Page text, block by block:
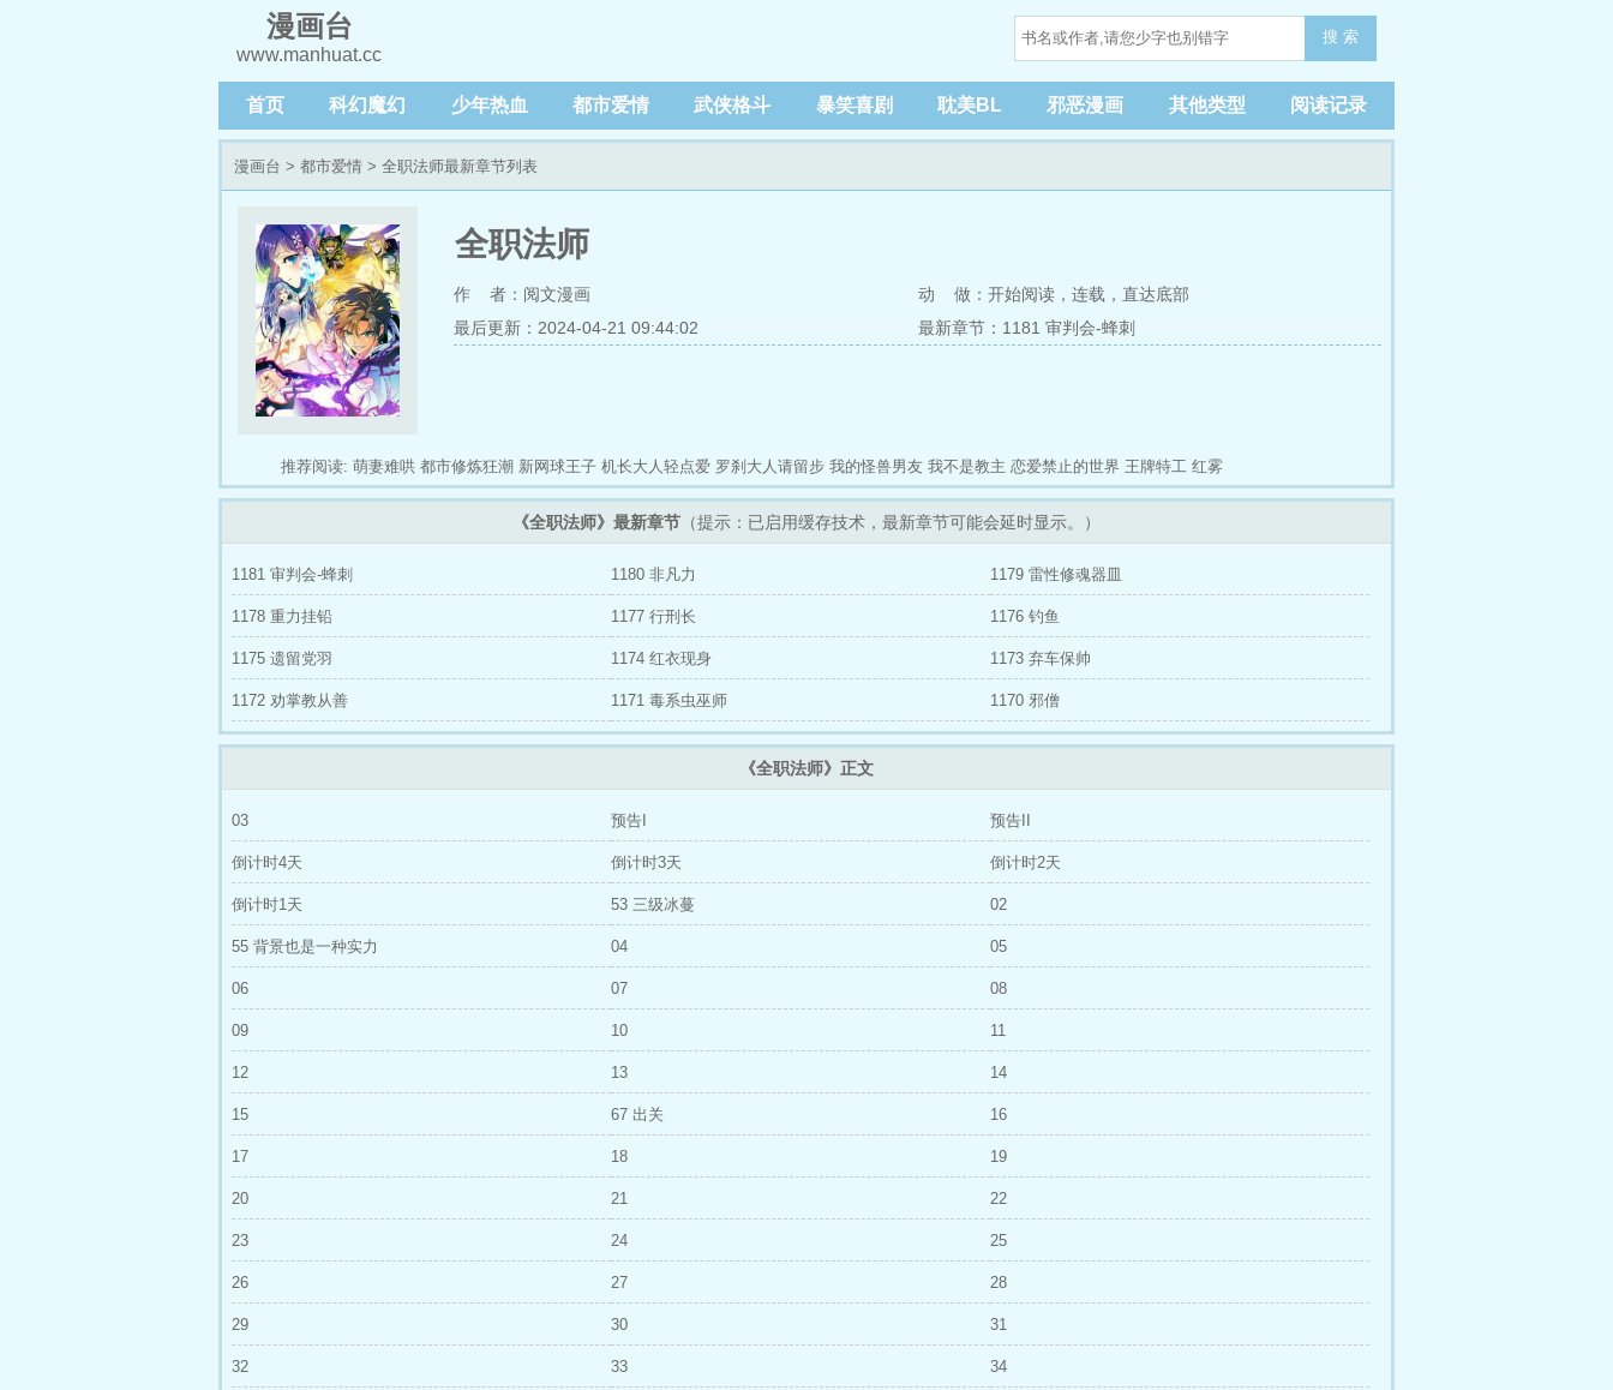
漫画台
www.manhuat.cc
搜 索
首页 科幻魔幻 少年热血 都市爱情 武侠格斗 暴笑喜剧 耽美BL 邪恶漫画 其他类型 阅读记录
漫画台 > 都市爱情 > 全职法师最新章节列表
全职法师
作 者：阅文漫画 动 做： 开始阅读，连载， 直达底部
最后更新：2024-04-21 09:44:02
最新章节：1181 审判会-蜂刺
推荐阅读: 萌妻难哄 都市修炼狂潮 新网球王子 机长大人轻点爱 罗刹大人请留步 我的怪兽男友 我不是教主 恋爱禁止的世界 王牌特工 红雾
《全职法师》最新章节 （提示：已启用缓存技术，最新章节可能会延时显示。）
1181 审判会-蜂刺 1180 非凡力 1179 雷性修魂器皿
1178 重力挂铅 1177 行刑长 1176 钓鱼
1175 遗留党羽 1174 红衣现身 1173 弃车保帅
1172 劝掌教从善 1171 毒系虫巫师 1170 邪僧
《全职法师》正文
03 预告I 预告II
倒计时4天 倒计时3天 倒计时2天
倒计时1天 53 三级冰蔓 02
55 背景也是一种实力 04 05
06 07 08
09 10 11
12 13 14
15 67 出关 16
17 18 19
20 21 22
23 24 25
26 27 28
29 30 31
32 33 34